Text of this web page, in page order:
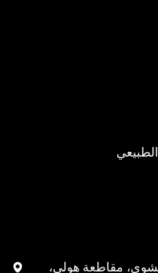
619، طريق سيشوي، مقاطعة هولي،